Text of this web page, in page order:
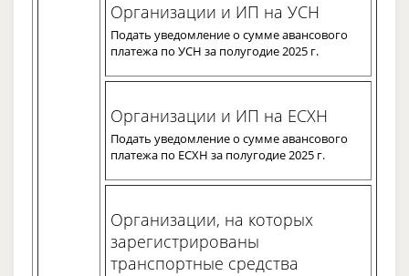
Организации и ИП на УСН
Подать уведомление о сумме авансового
платежа по УСН за полугодие 2025 г.
Организации и ИП на ЕСХН
Подать уведомление о сумме авансового
платежа по ЕСХН за полугодие 2025 г.
Организации, на которых
зарегистрированы
транспортные средства